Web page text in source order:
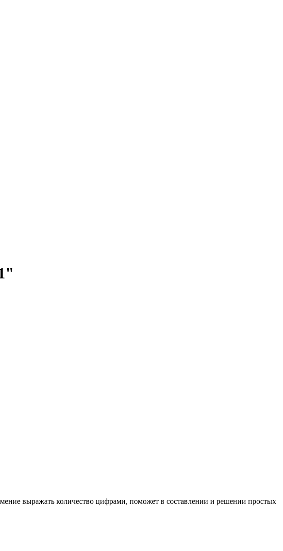
выражать количество цифрами, поможет в составлении и решении простых